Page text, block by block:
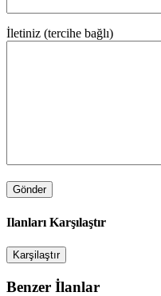
İletiniz (tercihe bağlı)
Ilanları Karşılaştır
Karşilaştır
Benzer İlanlar